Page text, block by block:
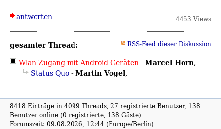
antworten 4453 Views
gesamter Thread: RSS-Feed dieser Diskussion
Wlan-Zugang mit Android-Geräten- Marcel Horn,
Status Quo- Martin Vogel,
8418 Einträge in 4099 Threads, 27 registrierte Benutzer, 138
Benutzer online (0 registrierte, 138 Gäste)
Forumszeit: 09.08.2026, 12:44 (Europe/Berlin)